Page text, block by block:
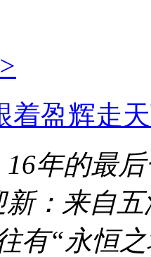
着盈辉走
16年的最
新：来自
有“永恒